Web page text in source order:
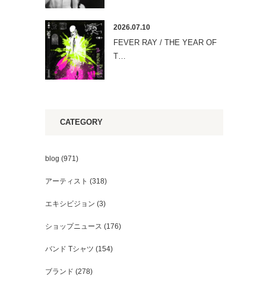
2026.07.10
FEVER RAY / THE YEAR OF
T…
CATEGORY
blog (971)
アーティスト (318)
エキシビジョン (3)
ショップニュース (176)
バンド Tシャツ (154)
ブランド (278)